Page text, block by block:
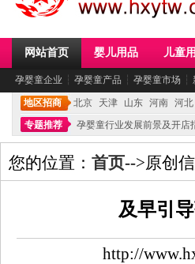
网站首页 婴儿用品 儿童
孕婴童企业 ┆ 孕婴童产品 ┆ 孕婴童市场 ┆
地区招商 北京 天津 山东 河南 河北
专题推荐
孕婴童行业发展前景及开店
您的位置： 首页-->原创
及早引
http://